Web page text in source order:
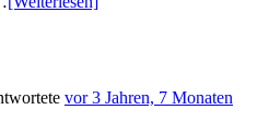
vor 3 Jahren, 7 Monaten